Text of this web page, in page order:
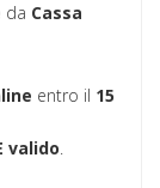
da Cassa
entro il 15
valido.